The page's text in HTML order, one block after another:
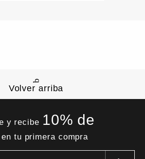
Volver arriba
y recibe 10% de
en tu primera compra